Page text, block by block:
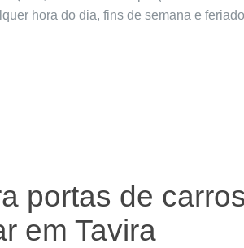
hora do dia, fins de semana e
portas de
em Tavira